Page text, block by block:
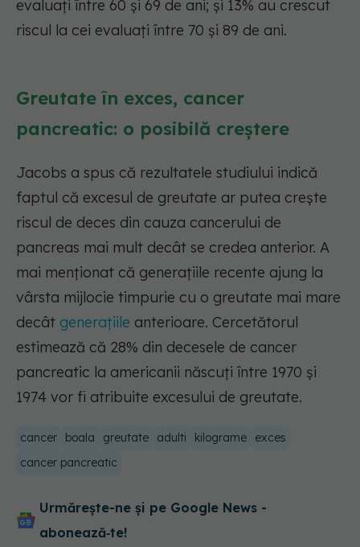
evaluați între 60 și 69 de ani; și 13% au crescut
riscul la cei evaluați între 70 și 89 de ani.
Greutate în exces, cancer
pancreatic: o posibilă creștere
Jacobs a spus că rezultatele studiului indică
faptul că excesul de greutate ar putea crește
riscul de deces din cauza cancerului de
pancreas mai mult decât se credea anterior. A
mai menționat că generațiile recente ajung la
vârsta mijlocie timpurie cu o greutate mai mare
decât generațiile anterioare. Cercetătorul
estimează că 28% din decesele de cancer
pancreatic la americanii născuți între 1970 și
1974 vor fi atribuite excesului de greutate.
cancer boala greutate adulti kilograme
exces
cancer pancreatic
Urmărește-ne și pe Google News -
abonează‑te!